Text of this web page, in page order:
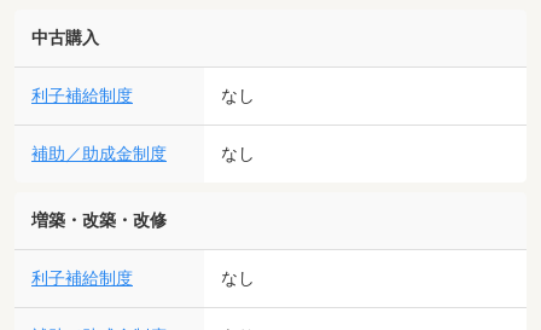
中古購入
利子補給制度 なし
補助／助成金制度 なし
増築・改築・改修
利子補給制度 なし